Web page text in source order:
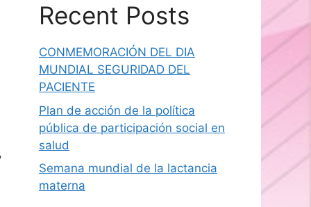
Recent Posts
CONMEMORACIÓN DEL DIA
MUNDIAL SEGURIDAD DEL
PACIENTE
Plan de acción de la política
pública de participación social en
salud
Semana mundial de la lactancia
materna